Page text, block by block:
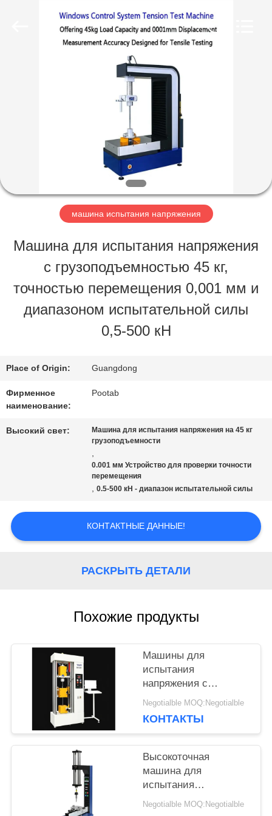
ШОУ
НАС
ПУТЕШЕСТВИЕ
ФАБРИКИ
ПРОВЕРКА
КАЧЕСТВА
СПРОСИТЕ
ЦИТАТУ
PRIVACY
POLICY
машина испытания напряжения
Машина для испытания напряжения
с грузоподъемностью 45 кг,
точностью перемещения 0,001 мм и
диапазоном испытательной силы
0,5-500 кН
Place of Origin: Guangdong
Фирменное
наименование:
Pootab
Высокий свет:
Машина для испытания напряжения на 45 кг
грузоподъемности
,
0.001 мм Устройство для проверки точности
перемещения
,0.5-500 кН - диапазон испытательной силы
КОНТАКТНЫЕ ДАННЫЕ!
РАСКРЫТЬ ДЕТАЛИ
Похожие продукты
Машины для
испытания
напряжения с
точностью ±1%
максимальной
диаметром
испытания 120 мм
для точного анализа
Negotialble MOQ:Negotialble
КОНТАКТЫ
Высокоточная
машина для
испытания
напряжения с
Negotialble MOQ:Negotialble